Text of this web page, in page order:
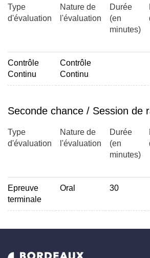
Type
d'évaluation
Nature de
l'évaluation
Durée
(en
minutes)
Contrôle
Continu
Contrôle
Continu
Seconde chance / Session de
Type
d'évaluation
Nature de
l'évaluation
Durée
(en
minutes)
Epreuve
terminale
Oral 30